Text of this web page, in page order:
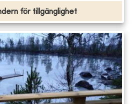
för tillgänglighet